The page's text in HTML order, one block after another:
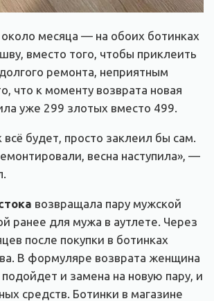
месяца — на обоих ботинках
вместо того, чтобы приклеить
ремонта, неприятным
что к моменту возврата новая
уже 299 злотых вместо 499.
будет, просто заклеил бы сам.
весна наступила», —
возвращала пару мужской
ранее для мужа в аутлете. Через
после покупки в ботинках
В формуляре возврата женщина
подойдет и замена на новую пару, и
средств. Ботинки в магазине